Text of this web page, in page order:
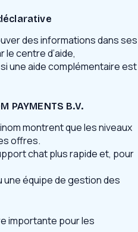
des informations dans ses
centre d’aide,
une aide complémentaire est
PAYMENTS B.V.
montrent que les niveaux
offres.
chat plus rapide et, pour
équipe de gestion des
importante pour les